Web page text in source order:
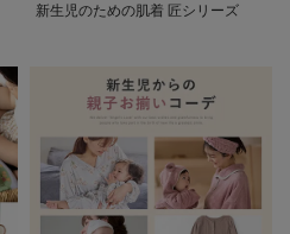
新生児のための肌着 匠シリーズ